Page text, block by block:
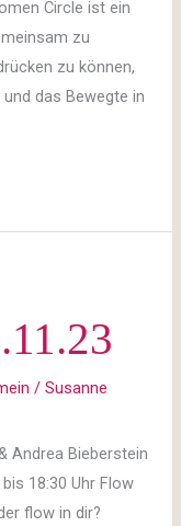
Circle ist ein
zu
zu können,
das Bewegte in
/Susanne
Andrea Bieberstein
18:30 Uhr Flow
flow in dir?